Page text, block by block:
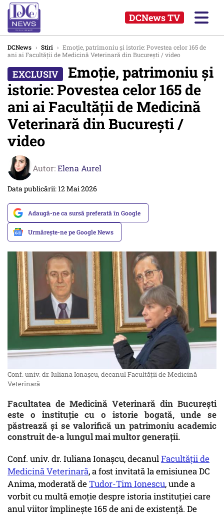
DCNews TV
DCNews › Stiri › Emoție, patrimoniu și istorie: Povestea celor 165 de
ani ai Facultății de Medicină Veterinară din București / video
Emoție, patrimoniu și
istorie: Povestea celor 165 de
ani ai Facultății de Medicină
Veterinară din București /
video
Autor:Elena Aurel
Data publicării: 12 Mai 2026
Adaugă-ne ca sursă preferată în Google
Urmărește-ne pe Google News
Conf. univ. dr. Iuliana Ionașcu, decanul Facultății de Medicină
Veterinară
Facultatea de Medicină Veterinară din București
este o instituție cu o istorie bogată, unde se
păstrează și se valorifică un patrimoniu academic
construit de-a lungul mai multor generații.
Conf. univ. dr. Iuliana Ionașcu, decanulFacultății de
Medicină Veterinară, a fost invitată la emisiunea DC
Anima, moderată deTudor-Tim Ionescu, unde a
vorbit cu multă emoție despre istoria instituției care
anul viitor împlinește 165 de ani de existență. De